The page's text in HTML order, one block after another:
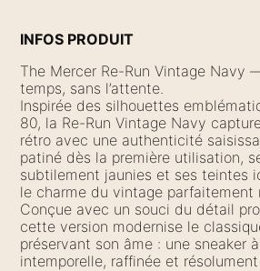
INFOS PRODUIT
The Mercer Re-Run Vintage Navy
temps, sans l’attente.
Inspirée des silhouettes
80, la Re-Run Vintage Navy
rétro avec une authenticité
patiné dès la première utilisation,
subtilement jaunies et ses teintes
le charme du vintage parfaitement
Conçue avec un souci du détail
cette version modernise le
préservant son âme : une sneaker à
intemporelle, raffinée et